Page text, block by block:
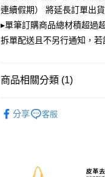
2.付款方式選擇「大哥付你分
流程，驗證手機門號後，選擇
完成交易。
3.實際核准額度、可分期數及
【繳款方式說明】
2.透過簡訊連結打開帳單後，
用戶於交易時，得透過本服務
運送方式
每筆NT$100，滿NT$700(
付款後萊爾富取貨
連續假期） 將延長訂單出
▸單筆訂購商品總材積超過
拆單配送且不另行通知，
商品相關分類 (1)
分享
客服